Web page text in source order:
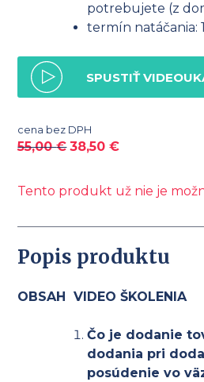
potrebujete (z
termín natáčania:
SPUSTIŤ
cena bez DPH
55,00€ 38,50€
Tento produkt už nie je
Popis produktu
OBSAH VIDEO ŠKOLENIA
Čo je dodanie
dodania pri
posúdenie vo